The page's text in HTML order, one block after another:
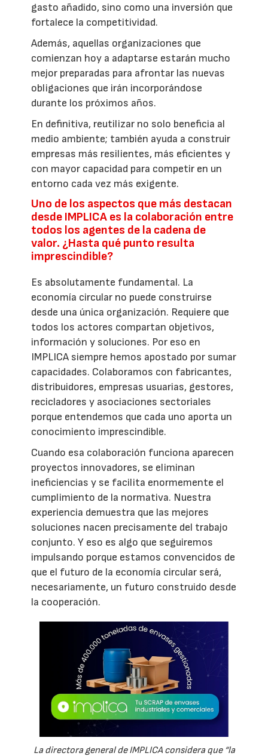
gasto añadido, sino como una inversión que
fortalece la competitividad.
Además, aquellas organizaciones que
comienzan hoy a adaptarse estarán mucho
mejor preparadas para afrontar las nuevas
obligaciones que irán incorporándose
durante los próximos años.
En definitiva, reutilizar no solo beneficia al
medio ambiente; también ayuda a construir
empresas más resilientes, más eficientes y
con mayor capacidad para competir en un
entorno cada vez más exigente.
Uno de los aspectos que más destacan
desde IMPLICA es la colaboración entre
todos los agentes de la cadena de
valor. ¿Hasta qué punto resulta
imprescindible?
Es absolutamente fundamental. La
economía circular no puede construirse
desde una única organización. Requiere que
todos los actores compartan objetivos,
información y soluciones. Por eso en
IMPLICA siempre hemos apostado por sumar
capacidades. Colaboramos con fabricantes,
distribuidores, empresas usuarias, gestores,
recicladores y asociaciones sectoriales
porque entendemos que cada uno aporta un
conocimiento imprescindible.
Cuando esa colaboración funciona aparecen
proyectos innovadores, se eliminan
ineficiencias y se facilita enormemente el
cumplimiento de la normativa. Nuestra
experiencia demuestra que las mejores
soluciones nacen precisamente del trabajo
conjunto. Y eso es algo que seguiremos
impulsando porque estamos convencidos de
que el futuro de la economía circular será,
necesariamente, un futuro construido desde
la cooperación.
La directora general de IMPLICA considera que “la